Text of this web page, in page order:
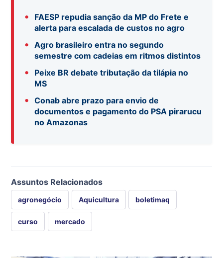
•
FAESP repudia sanção da MP do Frete e
alerta para escalada de custos no agro
•
Agro brasileiro entra no segundo
semestre com cadeias em ritmos distintos
•
Peixe BR debate tributação da tilápia no
MS
•
Conab abre prazo para envio de
documentos e pagamento do PSA pirarucu
no Amazonas
Assuntos Relacionados
agronegócio Aquicultura boletimaq
curso mercado